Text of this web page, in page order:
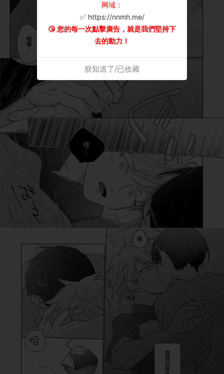
网域：
✅ https://nnmh.me/
😘 您的每一次點擊廣告，就是我們堅持下
去的動力！
朕知道了/已收藏